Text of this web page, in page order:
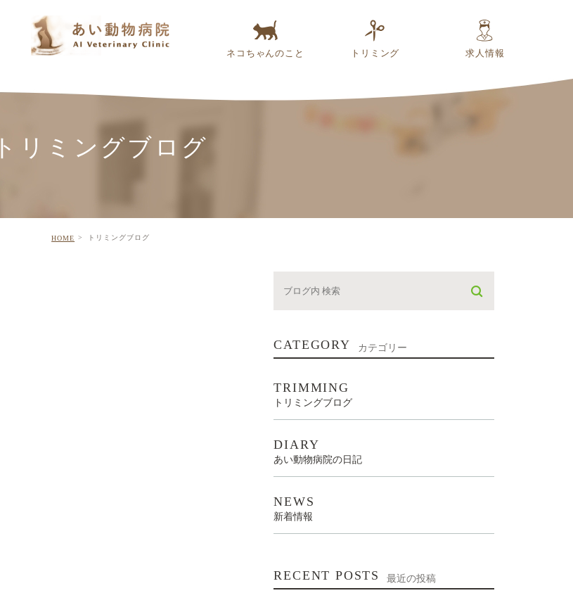
ネコちゃんのこと トリミング 求人情報
トリミングブログ
HOME トリミングブログ
CATEGORY カテゴリー
TRIMMING
トリミングブログ
DIARY
あい動物病院の日記
NEWS
新着情報
RECENT POSTS 最近の投稿